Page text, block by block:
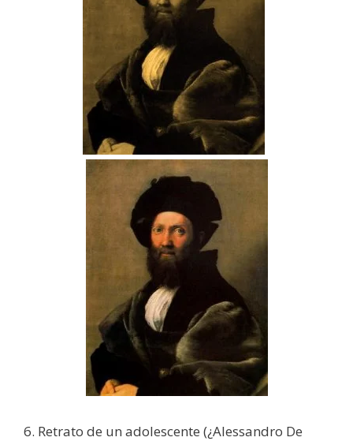
6. Retrato de un adolescente (¿Alessandro De